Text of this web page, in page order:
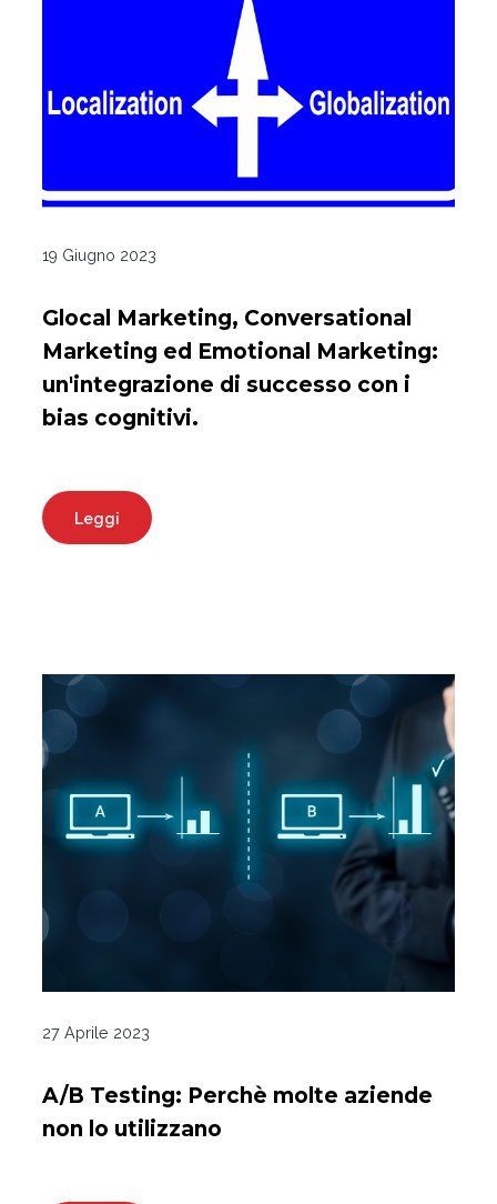
19 Giugno 2023
Glocal Marketing, Conversational
Marketing ed Emotional Marketing:
un'integrazione di successo con i
bias cognitivi.
Leggi
27 Aprile 2023
A/B Testing: Perchè molte aziende
non lo utilizzano